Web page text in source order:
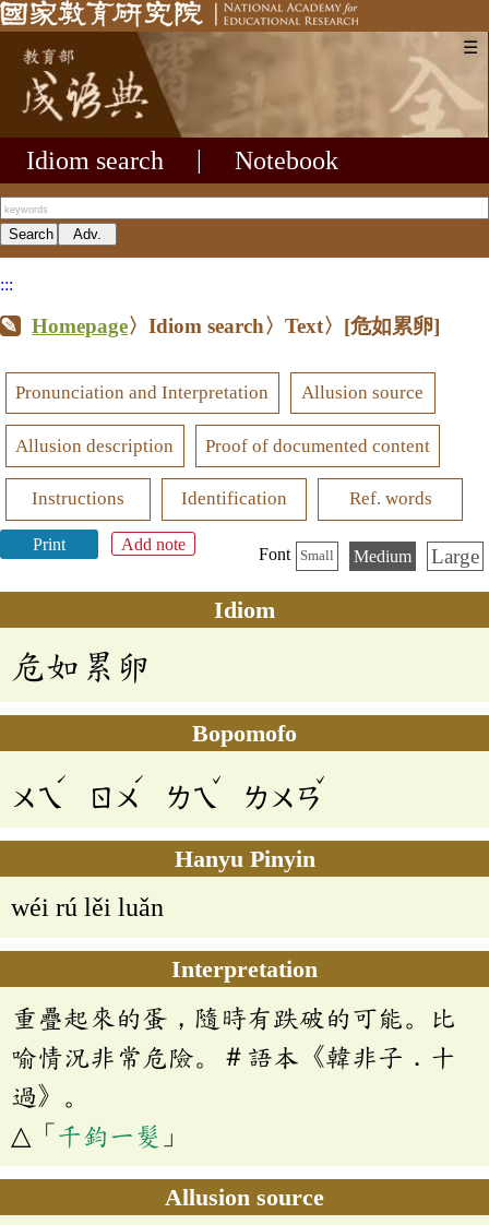
☰
Idiom search Notebook
:::
Homepage〉Idiom search〉Text〉 [危如累卵]
Pronunciation and Interpretation Allusion source
Allusion description Proof of documented content
Instructions Identification Ref. words
Print Add note
Font Small Medium Large
Idiom
危如累卵
Bopomofo
ㄨㄟ
ˊ
ㄖㄨ
ˊ
ㄌㄟ
ˇ
ㄌㄨㄢ
ˇ
Hanyu Pinyin
wéi rú lěi luǎn
Interpretation
重疊起來的蛋，隨時有跌破的可能。比
喻情況非常危險。＃語本《韓非子．十
過》。
△「 千鈞一髮 」
Allusion source